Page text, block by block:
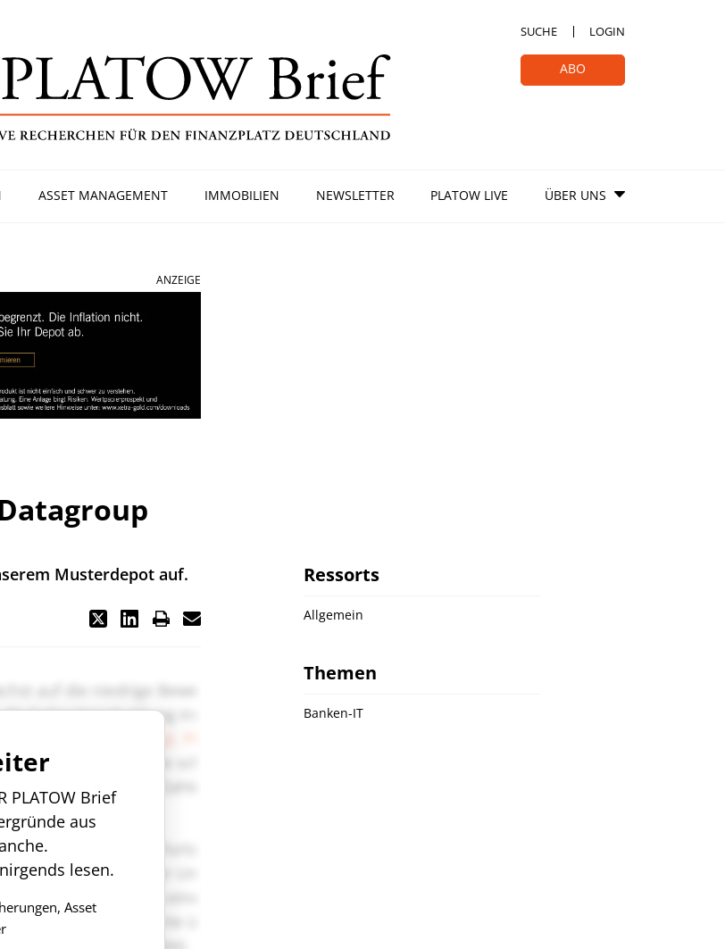
SUCHE LOGIN
ABO
ASSET MANAGEMENT IMMOBILIEN NEWSLETTER PLATOW LIVE ÜBER UNS
ANZEIGE
Musterdepot auf.
PLATOW Brief
aus
lesen.
Asset
Ressorts
Allgemein
Themen
Banken-IT